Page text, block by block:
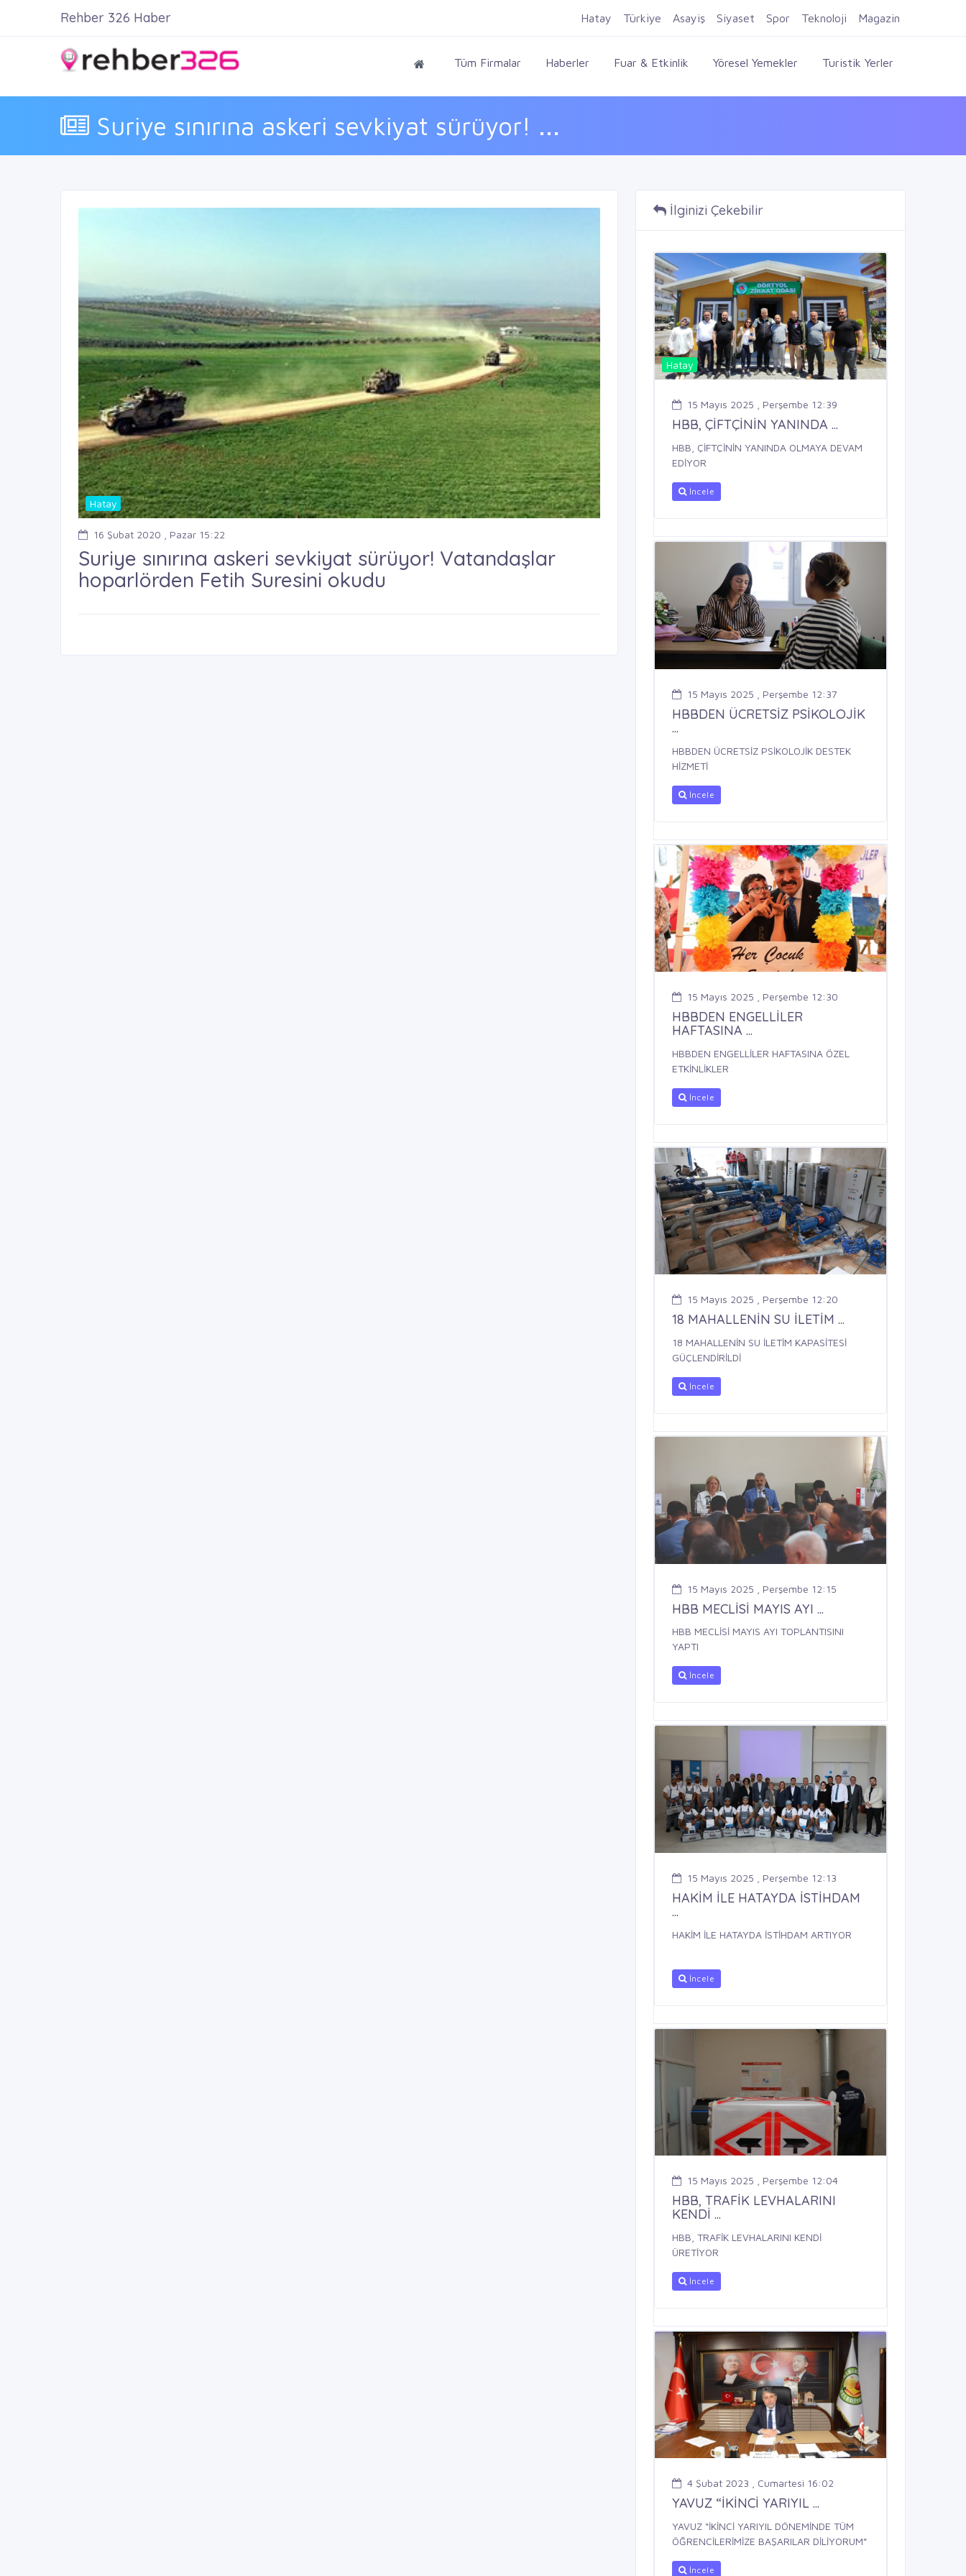
Firma Ekle Kayıt Ol Giriş Yap
Tüm Firmalar Haberler Fuar & Etkinlik Yöresel Yemekler Turistik Yerler
Suriye sınırına askeri sevkiyat sürüyor! ...
Rehber 326 Haber Hatay Türkiye Asayiş Siyaset Spor Teknoloji Magazin
Hatay
16 Şubat 2020 , Pazar 15:22
Suriye sınırına askeri sevkiyat sürüyor! Vatandaşlar
hoparlörden Fetih Suresini okudu
İlginizi Çekebilir
Hatay
15 Mayıs 2025 , Perşembe 12:39
HBB, ÇİFTÇİNİN YANINDA ...
HBB, ÇİFTÇİNİN YANINDA OLMAYA DEVAM
EDİYOR
İncele
15 Mayıs 2025 , Perşembe 12:37
HBBDEN ÜCRETSİZ PSİKOLOJİK
...
HBBDEN ÜCRETSİZ PSİKOLOJİK DESTEK
HİZMETİ
İncele
15 Mayıs 2025 , Perşembe 12:30
HBBDEN ENGELLİLER
HAFTASINA ...
HBBDEN ENGELLİLER HAFTASINA ÖZEL
ETKİNLİKLER
İncele
15 Mayıs 2025 , Perşembe 12:20
18 MAHALLENİN SU İLETİM ...
18 MAHALLENİN SU İLETİM KAPASİTESİ
GÜÇLENDİRİLDİ
İncele
15 Mayıs 2025 , Perşembe 12:15
HBB MECLİSİ MAYIS AYI ...
HBB MECLİSİ MAYIS AYI TOPLANTISINI
YAPTI
İncele
15 Mayıs 2025 , Perşembe 12:13
HAKİM İLE HATAYDA İSTİHDAM
...
HAKİM İLE HATAYDA İSTİHDAM ARTIYOR
İncele
15 Mayıs 2025 , Perşembe 12:04
HBB, TRAFİK LEVHALARINI
KENDİ ...
HBB, TRAFİK LEVHALARINI KENDİ
ÜRETİYOR
İncele
4 Şubat 2023 , Cumartesi 16:02
YAVUZ “İKİNCİ YARIYIL ...
YAVUZ “İKİNCİ YARIYIL DÖNEMİNDE TÜM
ÖĞRENCİLERİMİZE BAŞARILAR DİLİYORUM”
İncele